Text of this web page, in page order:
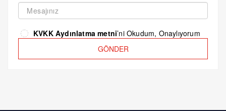
KVKK Aydınlatma metni’ni Okudum, Onaylıyorum
GÖNDER